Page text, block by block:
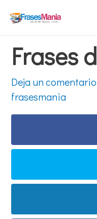
contenido
Frases
Deja un comentario
frasesmania